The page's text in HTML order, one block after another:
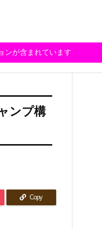
ンが含まれています
ンプ構
Copy